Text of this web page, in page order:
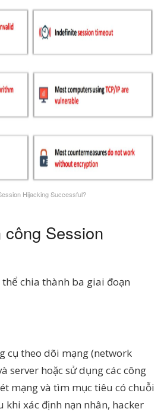
Hijacking Successful?
Session
chia thành ba giai đoạn
cụ theo dõi mạng (network
server hoặc sử dụng các công
mạng và tìm mục tiêu có chuỗi
khi xác định nạn nhân, hacker